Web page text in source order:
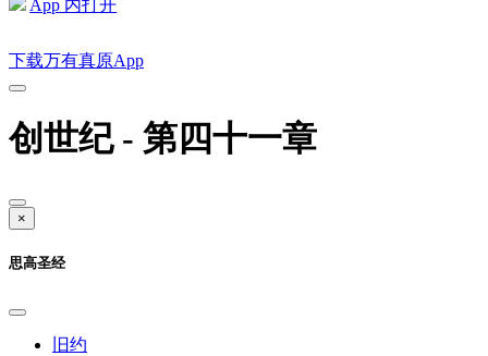
App 内打开
下载万有真原App
创世纪 - 第四十一章
×
思高圣经
旧约